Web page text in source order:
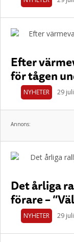
Efter
för tågen
NYHETER 29
Annons:
Det årliga
förare –
NYHETER 29